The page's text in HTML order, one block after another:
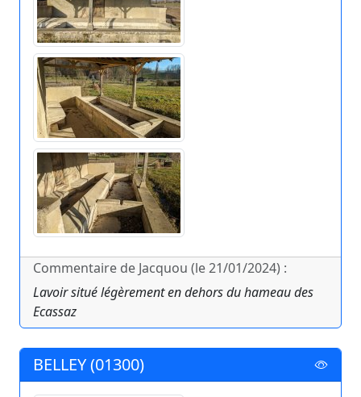
Commentaire de Jacquou (le 21/01/2024) :
Lavoir situé légèrement en dehors du hameau des
Ecassaz
BELLEY (01300)